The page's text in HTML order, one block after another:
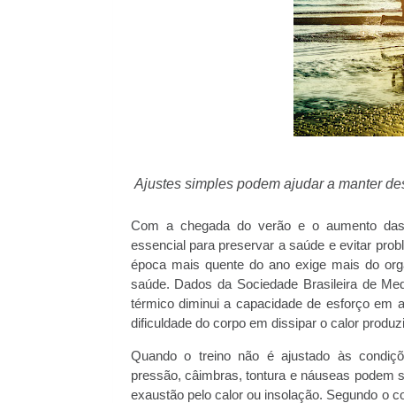
Ajustes simples podem ajudar a manter
Com a chegada do verão e o aumento
essencial para preservar a saúde e evitar
época mais quente do ano exige mais do
saúde. Dados da Sociedade Brasileira de
térmico diminui a capacidade de esforço em
dificuldade do corpo em dissipar o calor
Quando o treino não é ajustado às
pressão, câimbras, tontura e náuseas podem
exaustão pelo calor ou insolação. Segundo o